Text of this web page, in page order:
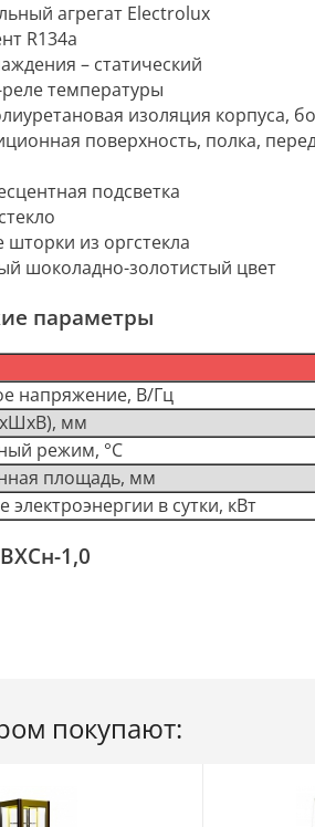
агрегат Electrolux
R134a
– статический
температуры
изоляция корпуса,
поверхность, полка,
подсветка
из оргстекла
шоколадно-золотистый цвет
параметры
напряжение, В/Гц
мм
режим, °C
площадь, мм
электроэнергии в сутки, кВт
1,0
покупают: